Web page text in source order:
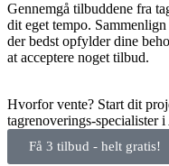
Gennemgå tilbuddene fra
dit eget tempo.
der bedst opfylder dine
at acceptere noget tilbud.
Hvorfor vente? Start dit
tagrenoverings-specialister
Få 3 tilbud - helt gratis!